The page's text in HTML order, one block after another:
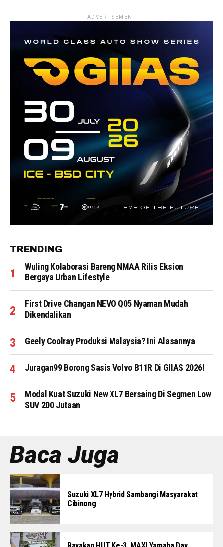
ADVERTISEMENT
TRENDING
Wuling Kolaborasi Bareng NMAA Rilis Eksion
Bergaya Urban Lifestyle
First Drive Changan NEVO Q05 Nyaman Mudah
Dikendalikan
Geely Coolray Produksi Malaysia? Ini Alasannya
Juragan99 Borong Sasis Volvo B11R Di GIIAS 2026!
Modal Kuat Suzuki New XL7 Bersaing Di Segmen Low
SUV 200 Jutaan
Baca Juga
Suzuki XL7 Hybrid Sambangi Masyarakat
Cibinong